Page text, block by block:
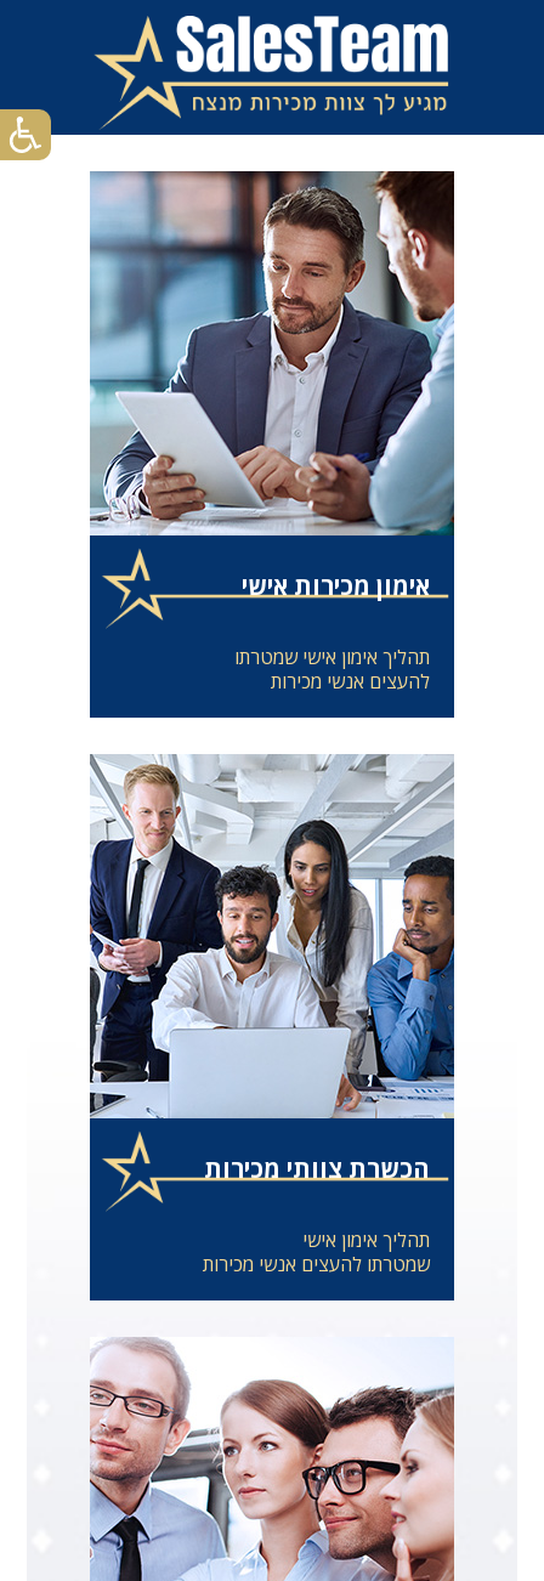
אימון מכירות אישי
תהליך אימון אישי שמטרתו
להעצים אנשי מכירות
הכשרת צוותי מכירות
תהליך אימון אישי
שמטרתו להעצים אנשי מכירות